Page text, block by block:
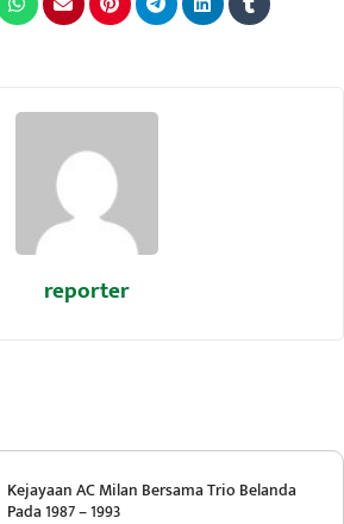
reporter
Kejayaan AC Milan Bersama Trio Belanda
Pada 1987 – 1993